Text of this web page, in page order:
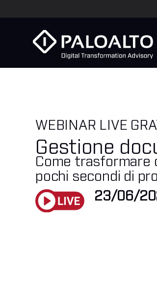
WEBINAR LIVE
Gestione
Come trasformare
pochi secondi di
23/06/